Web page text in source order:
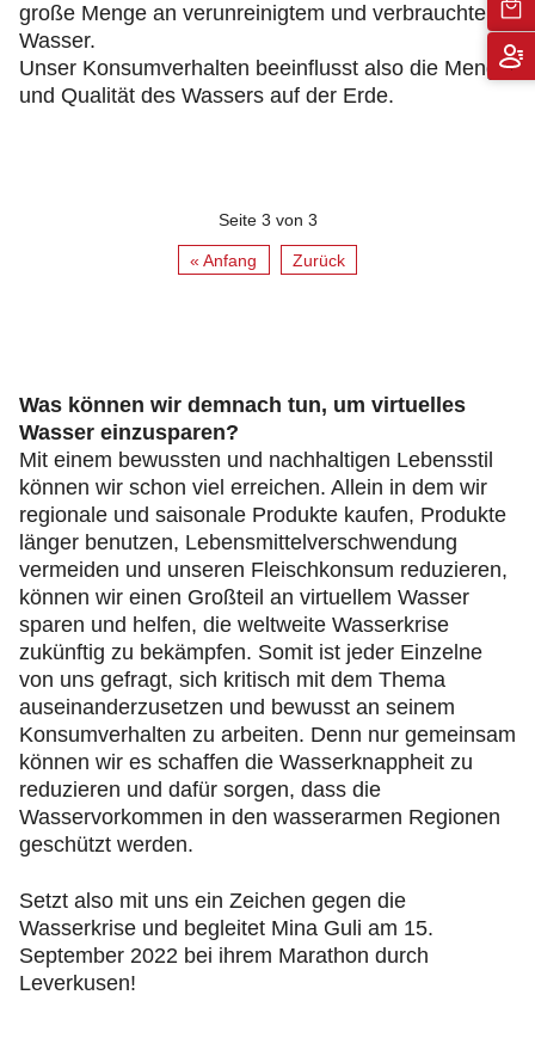
große Menge an verunreinigtem und verbrauchtem
Wasser.
Unser Konsumverhalten beeinflusst also die Menge
und Qualität des Wassers auf der Erde.
Seite 3 von 3
« Anfang Zurück
Was können wir demnach tun, um virtuelles
Wasser einzusparen?
Mit einem bewussten und nachhaltigen Lebensstil
können wir schon viel erreichen. Allein in dem wir
regionale und saisonale Produkte kaufen, Produkte
länger benutzen, Lebensmittelverschwendung
vermeiden und unseren Fleischkonsum reduzieren,
können wir einen Großteil an virtuellem Wasser
sparen und helfen, die weltweite Wasserkrise
zukünftig zu bekämpfen. Somit ist jeder Einzelne
von uns gefragt, sich kritisch mit dem Thema
auseinanderzusetzen und bewusst an seinem
Konsumverhalten zu arbeiten. Denn nur gemeinsam
können wir es schaffen die Wasserknappheit zu
reduzieren und dafür sorgen, dass die
Wasservorkommen in den wasserarmen Regionen
geschützt werden.
Setzt also mit uns ein Zeichen gegen die
Wasserkrise und begleitet Mina Guli am 15.
September 2022 bei ihrem Marathon durch
Leverkusen!